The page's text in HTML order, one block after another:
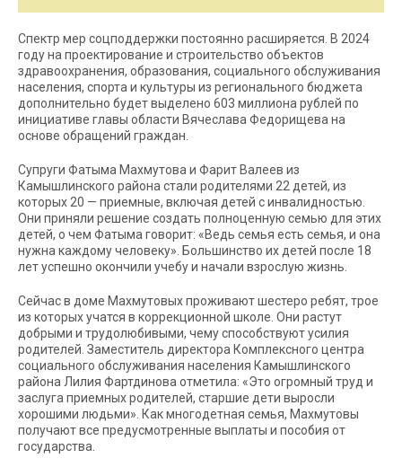
Спектр мер соцподдержки постоянно расширяется. В 2024
году на проектирование и строительство объектов
здравоохранения, образования, социального обслуживания
населения, спорта и культуры из регионального бюджета
дополнительно будет выделено 603 миллиона рублей по
инициативе главы области Вячеслава Федорищева на
основе обращений граждан.
Супруги Фатыма Махмутова и Фарит Валеев из
Камышлинского района стали родителями 22 детей, из
которых 20 — приемные, включая детей с инвалидностью.
Они приняли решение создать полноценную семью для этих
детей, о чем Фатыма говорит: «Ведь семья есть семья, и она
нужна каждому человеку». Большинство их детей после 18
лет успешно окончили учебу и начали взрослую жизнь.
Сейчас в доме Махмутовых проживают шестеро ребят, трое
из которых учатся в коррекционной школе. Они растут
добрыми и трудолюбивыми, чему способствуют усилия
родителей. Заместитель директора Комплексного центра
социального обслуживания населения Камышлинского
района Лилия Фартдинова отметила: «Это огромный труд и
заслуга приемных родителей, старшие дети выросли
хорошими людьми». Как многодетная семья, Махмутовы
получают все предусмотренные выплаты и пособия от
государства.